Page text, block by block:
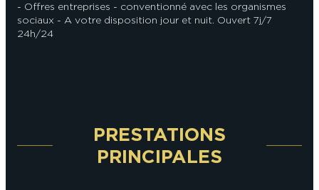
- Offres entreprises - conventionné avec les organismes
sociaux - A votre disposition jour et nuit. Ouvert 7j/7
24h/24
PRESTATIONS
PRINCIPALES